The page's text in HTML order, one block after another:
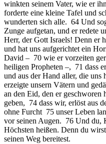
winkten seinem Vater, wie er
forderte eine kleine Tafel und
wunderten sich alle. 64 Und
Zunge aufgetan, und er redete
Herr, der Gott Israels! Denn er
und hat uns aufgerichtet ein
David – 70 wie er vorzeiten
heiligen Propheten –, 71 dass
und aus der Hand aller, die uns
erzeigte unsern Vätern und
an den Eid, den er geschworen
geben, 74 dass wir, erlöst aus
ohne Furcht 75 unser Leben
vor seinen Augen. 76 Und du,
Höchsten heißen. Denn du
seinen Weg bereitest.